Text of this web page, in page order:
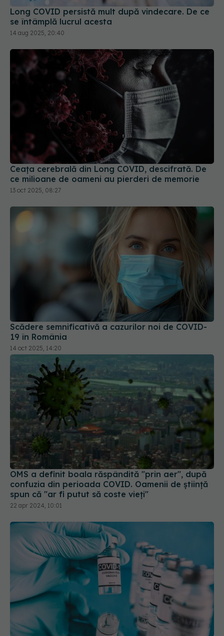
Ceața cerebrală din Long COVID, descifrată. De
ce milioane de oameni au pierderi de memorie
13 oct 2025, 08:27
Scădere semnificativă a cazurilor noi de COVID-
14 oct 2025, 14:20
OMS a definit boala răspândită "prin aer", după
confuzia din perioada COVID. Oamenii de știință
spun că "ar fi putut să coste vieți"
22 apr 2024, 10:01
Noile vaccinuri anti-COVID-19, autorizate de FDA
pentru persoanele peste 65 de ani
28 aug 2025, 14:21